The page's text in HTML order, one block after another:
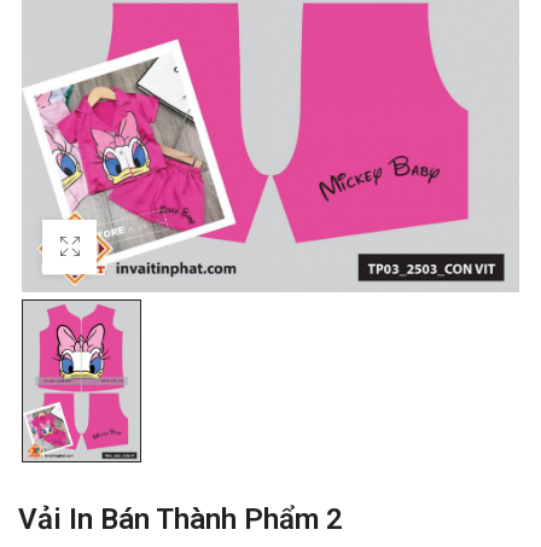
Vải In Bán Thành Phẩm 2